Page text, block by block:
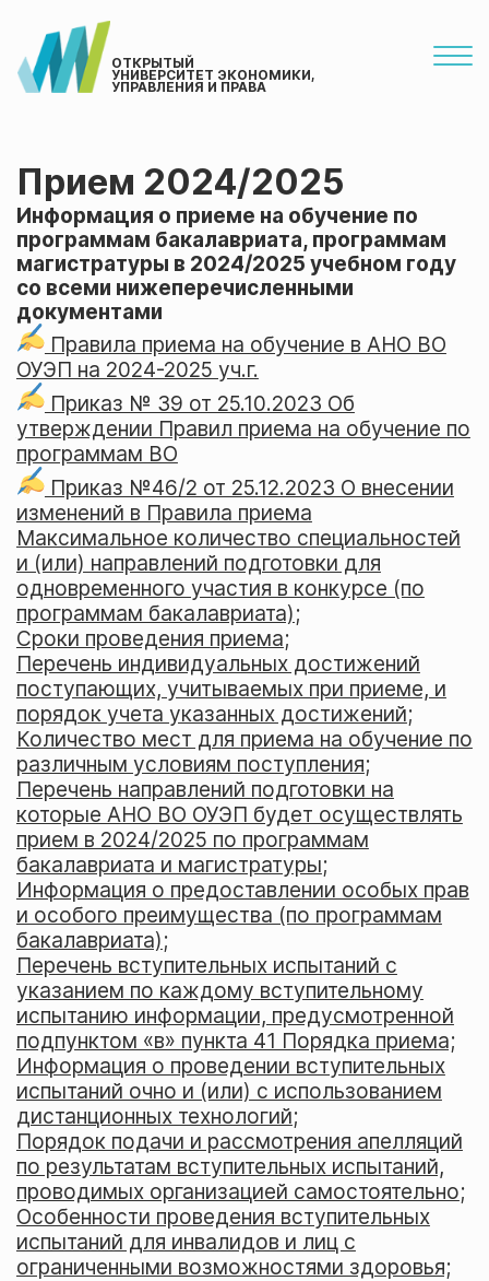
ОТКРЫТЫЙ
УНИВЕРСИТЕТ ЭКОНОМИКИ,
УПРАВЛЕНИЯ И ПРАВА
Прием 2024/2025
Информация о приеме на обучение по
программам бакалавриата, программам
магистратуры в 2024/2025 учебном году
со всеми нижеперечисленными
документами
Правила приема на обучение в АНО ВО
ОУЭП на 2024-2025 уч.г.
Приказ № 39 от 25.10.2023 Об
утверждении Правил приема на обучение по
программам ВО
Приказ №46/2 от 25.12.2023 О внесении
изменений в Правила приема
Максимальное количество специальностей
и (или) направлений подготовки для
одновременного участия в конкурсе (по
программам бакалавриата);
Сроки проведения приема;
Перечень индивидуальных достижений
поступающих, учитываемых при приеме, и
порядок учета указанных достижений;
Количество мест для приема на обучение по
различным условиям поступления;
Перечень направлений подготовки на
которые АНО ВО ОУЭП будет осуществлять
прием в 2024/2025 по программам
бакалавриата и магистратуры;
Информация о предоставлении особых прав
и особого преимущества (по программам
бакалавриата);
Перечень вступительных испытаний с
указанием по каждому вступительному
испытанию информации, предусмотренной
подпунктом «в» пункта 41 Порядка приема;
Информация о проведении вступительных
испытаний очно и (или) с использованием
дистанционных технологий;
Порядок подачи и рассмотрения апелляций
по результатам вступительных испытаний,
проводимых организацией самостоятельно;
Особенности проведения вступительных
испытаний для инвалидов и лиц с
ограниченными возможностями здоровья;